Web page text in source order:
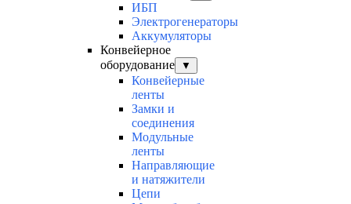
ИБП
Электрогенераторы
Аккумуляторы
Конвейерное
оборудование
▼
Конвейерные
ленты
Замки и
соединения
Модульные
ленты
Направляющие
и натяжители
Цепи